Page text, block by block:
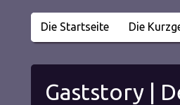
Clue Writing
Die Startseite Die
Gaststory |